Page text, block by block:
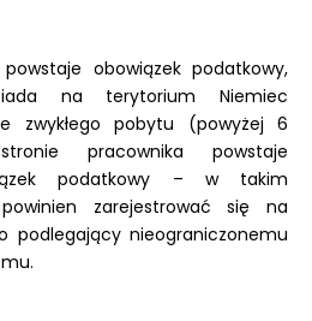
obowiązek podatkowy,
na terytorium Niemiec
zwykłego pobytu (powyżej 6
pracownika powstaje
podatkowy – w takim
zarejestrować się na
podlegający nieograniczonemu